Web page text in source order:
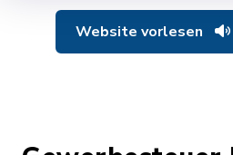
Website vorlesen